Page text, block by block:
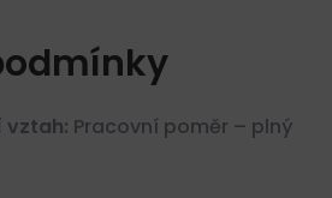
vztah: Pracovní poměr – plný